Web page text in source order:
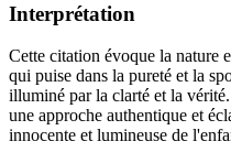
Interprétation
Cette citation évoque la nature
qui puise dans la pureté et la
illuminé par la clarté et la
une approche authentique et
innocente et lumineuse de